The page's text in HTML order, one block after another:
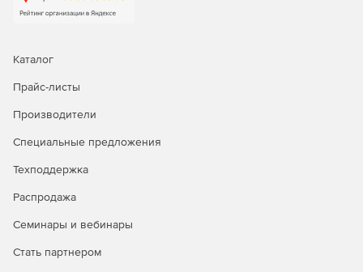
Каталог
Прайс-листы
Производители
Специальные предложения
Техподдержка
Распродажа
Семинары и вебинары
Стать партнером